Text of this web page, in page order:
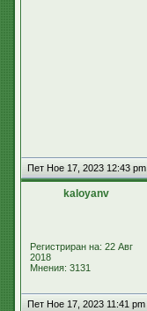
Пет Ное 17, 2023 12:43 pm
kaloyanv
Регистриран на: 22 Авг
2018
Мнения: 3131
Пет Ное 17, 2023 11:41 pm